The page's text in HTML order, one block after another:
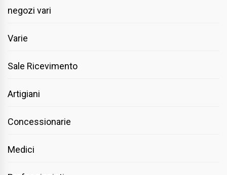
negozi vari
Varie
Sale Ricevimento
Artigiani
Concessionarie
Medici